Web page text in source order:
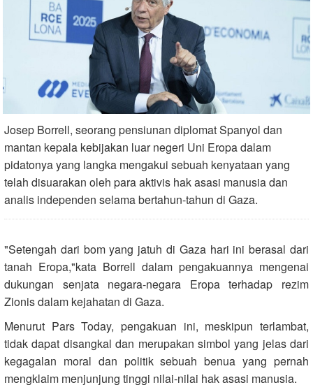
Josep Borrell, seorang pensiunan diplomat Spanyol dan
mantan kepala kebijakan luar negeri Uni Eropa dalam
pidatonya yang langka mengakui sebuah kenyataan yang
telah disuarakan oleh para aktivis hak asasi manusia dan
analis independen selama bertahun-tahun di Gaza.
"Setengah dari bom yang jatuh di Gaza hari ini berasal dari
tanah Eropa,"kata Borrell dalam pengakuannya mengenai
dukungan senjata negara-negara Eropa terhadap rezim
Zionis dalam kejahatan di Gaza.
Menurut Pars Today, pengakuan ini, meskipun terlambat,
tidak dapat disangkal dan merupakan simbol yang jelas dari
kegagalan moral dan politik sebuah benua yang pernah
mengklaim menjunjung tinggi nilai-nilai hak asasi manusia.